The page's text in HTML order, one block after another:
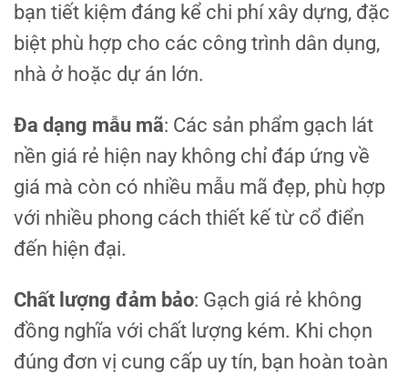
bạn tiết kiệm đáng kể chi phí xây dựng, đặc
biệt phù hợp cho các công trình dân dụng,
nhà ở hoặc dự án lớn.
Đa dạng mẫu mã: Các sản phẩm gạch lát
nền giá rẻ hiện nay không chỉ đáp ứng về
giá mà còn có nhiều mẫu mã đẹp, phù hợp
với nhiều phong cách thiết kế từ cổ điển
đến hiện đại.
Chất lượng đảm bảo: Gạch giá rẻ không
đồng nghĩa với chất lượng kém. Khi chọn
đúng đơn vị cung cấp uy tín, bạn hoàn toàn